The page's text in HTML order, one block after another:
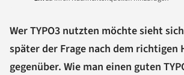
Wer TYPO3 nutzten möchte sieht
später der Frage nach dem richtigen
gegenüber. Wie man einen guten